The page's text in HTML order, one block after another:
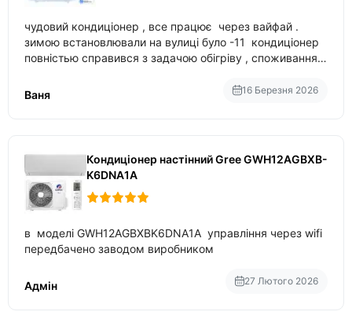
чудовий кондиціонер , все працює через вайфай .
зимою встановлювали на вулиці було -11 кондиціонер
повністью справився з задачою обігріву , споживання
температури
Ваня 16 Березня 2026
Кондиціонер настінний Gree GWH12AGBXB-
K6DNA1A
в моделі GWH12AGBXBK6DNA1A управління через wifi
передбачено заводом виробником
Адмін 27 Лютого 2026